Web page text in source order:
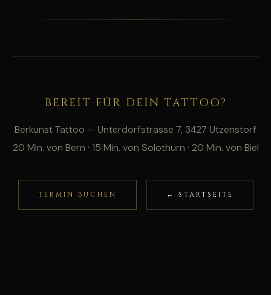
BEREIT FÜR DEIN TATTOO?
Berkunst Tattoo — Unterdorfstrasse 7, 3427 Utzenstorf
20 Min. von Bern · 15 Min. von Solothurn · 20 Min. von Biel
TERMIN BUCHEN ← STARTSEITE